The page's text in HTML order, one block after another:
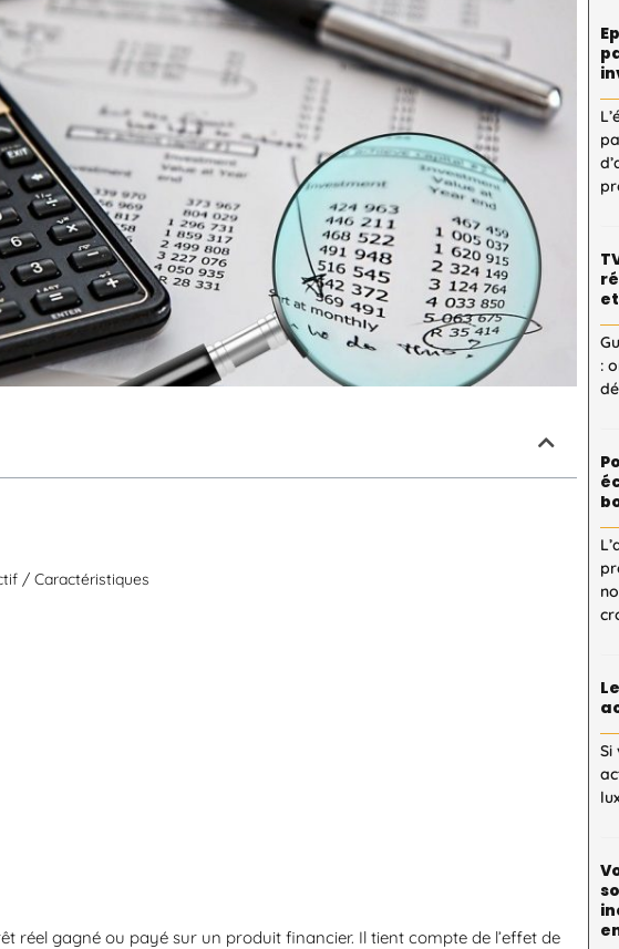
/ Caractéristiques
réel gagné ou payé sur un produit financier. Il tient compte de l’effet de
:
Si